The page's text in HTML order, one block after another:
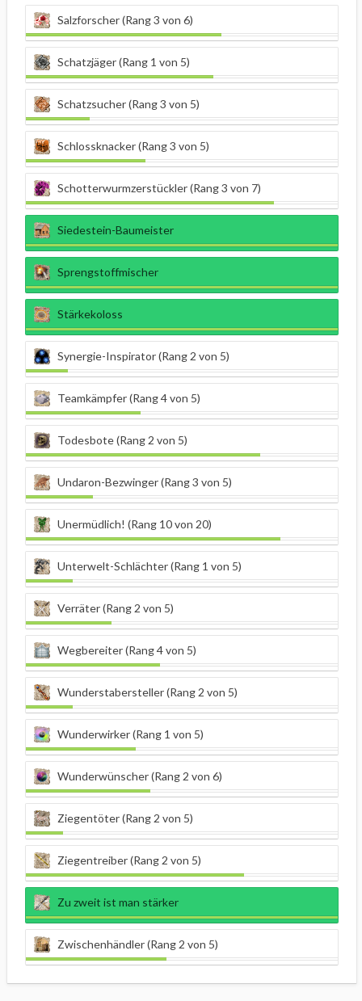
Salzforscher (Rang 3 von 6)
Schatzjäger (Rang 1 von 5)
Schatzsucher (Rang 3 von 5)
Schlossknacker (Rang 3 von 5)
Schotterwurmzerstückler (Rang 3 von 7)
Siedestein-Baumeister
Sprengstoffmischer
Stärkekoloss
Synergie-Inspirator (Rang 2 von 5)
Teamkämpfer (Rang 4 von 5)
Todesbote (Rang 2 von 5)
Undaron-Bezwinger (Rang 3 von 5)
Unermüdlich! (Rang 10 von 20)
Unterwelt-Schlächter (Rang 1 von 5)
Verräter (Rang 2 von 5)
Wegbereiter (Rang 4 von 5)
Wunderstabersteller (Rang 2 von 5)
Wunderwirker (Rang 1 von 5)
Wunderwünscher (Rang 2 von 6)
Ziegentöter (Rang 2 von 5)
Ziegentreiber (Rang 2 von 5)
Zu zweit ist man stärker
Zwischenhändler (Rang 2 von 5)